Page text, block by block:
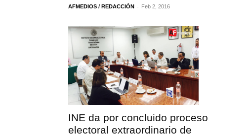
AFMEDIOS / REDACCIÓN - Feb 2, 2016
INE da por concluido proceso
electoral extraordinario de